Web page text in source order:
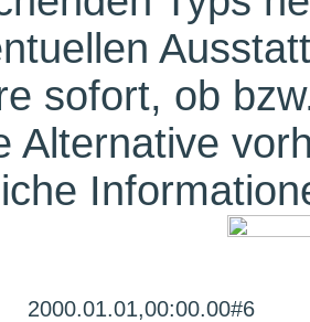
sofort, ob
Alternative
2000.01.01,00:00.00#6